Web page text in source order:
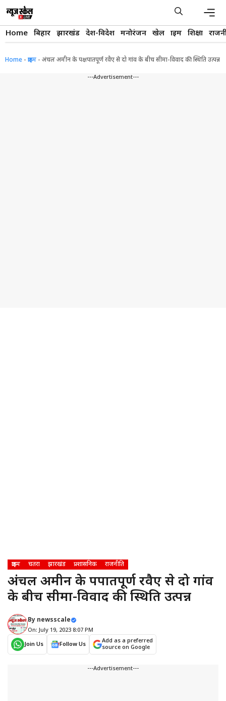
content
Home बिहार झारखंड देश-विदेश मनोरंजन खेल क्राइम शिक्षा
Home - क्राइम - अंचल अमीन के पक्षपातपूर्ण रवैए से दो गांव के बीच सीमा-विवाद की स्थिति उत्पन्न
---Advertisement---
क्राइम चतरा झारखंड प्रशासनिक राजनीति
अंचल अमीन के पक्षपातपूर्ण रवैए से दो गांव
के बीच सीमा-विवाद की स्थिति उत्पन्न
By newsscale
On: July 19, 2023 8:07 PM
Join Us
Follow Us
Add as a preferred
source on Google
---Advertisement---